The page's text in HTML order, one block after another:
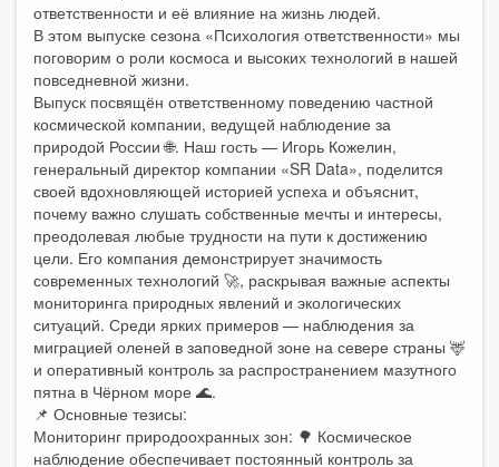
ответственности и её влияние на жизнь людей.
В этом выпуске сезона «Психология ответственности» мы
поговорим о роли космоса и высоких технологий в нашей
повседневной жизни.
Выпуск посвящён ответственному поведению частной
космической компании, ведущей наблюдение за
природой России 🌐. Наш гость — Игорь Кожелин,
генеральный директор компании «SR Data», поделится
своей вдохновляющей историей успеха и объяснит,
почему важно слушать собственные мечты и интересы,
преодолевая любые трудности на пути к достижению
цели. Его компания демонстрирует значимость
современных технологий 🚀, раскрывая важные аспекты
мониторинга природных явлений и экологических
ситуаций. Среди ярких примеров — наблюдения за
миграцией оленей в заповедной зоне на севере страны 🦌
и оперативный контроль за распространением мазутного
пятна в Чёрном море 🌊.
📌 Основные тезисы:
Мониторинг природоохранных зон: 🌳 Космическое
наблюдение обеспечивает постоянный контроль за